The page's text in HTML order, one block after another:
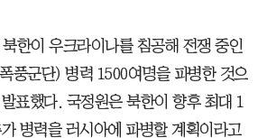
한이 우크라이나를 침공해 전쟁 중인
풍군단) 병력 1500여명을 파병한 것으
표했다. 국정원은 북한이 향후 최대 1
병력을 러시아에 파병할 계획이라고